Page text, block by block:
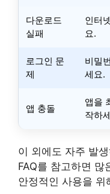
다운로드
실패
인터
요.
로그인 문
제
비밀
세요.
앱 충돌
앱을
작하
이 외에도 자주 발
FAQ를 참고하면
안정적인 사용을 위